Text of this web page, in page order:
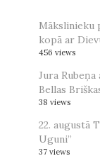
Mākslinieku
kopā ar
456 views
Jura
Bellas
38 views
22. augustā
Uguni”
37 views